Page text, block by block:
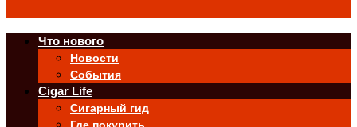
Что нового
Новости
События
Cigar Life
Сигарный гид